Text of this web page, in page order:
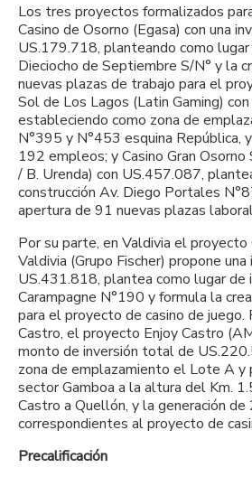
Los tres proyectos formalizados
Casino de Osorno (Egasa) con una
US.179.718, planteando como
Dieciocho de Septiembre S/N° y la
nuevas plazas de trabajo para el
Sol de Los Lagos (Latin Gaming)
estableciendo como zona de
N°395 y N°453 esquina República,
192 empleos; y Casino Gran Osorno
/ B. Urenda) con US.457.087,
construcción Av. Diego Portales
apertura de 91 nuevas plazas
Por su parte, en Valdivia el proyecto
Valdivia (Grupo Fischer) propone
US.431.818, plantea como lugar de
Carampagne N°190 y formula la
para el proyecto de casino de juego.
Castro, el proyecto Enjoy Castro
monto de inversión total de
zona de emplazamiento el Lote A
sector Gamboa a la altura del Km.
Castro a Quellón, y la generación
correspondientes al proyecto de
Precalificación